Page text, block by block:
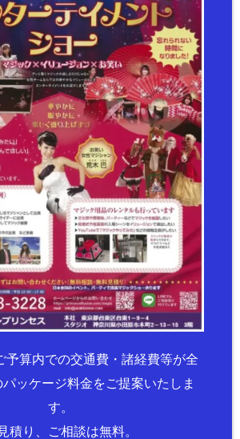
予算内での交通費・諸経費等が全
ッケージ料金をご提案いたしま
す。
積り、ご相談は無料。